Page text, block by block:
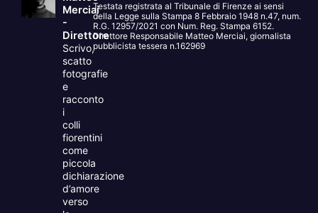
Merciai
-
Direttore
Scrivo,
scatto
fotografie
e
racconto
i
colli
fiorentini
come
piccola
dichiarazione
d’amore
verso
Testata registrata al Tribunale di Firenze ai sensi
della Legge sulla Stampa 8 Febbraio 1948 n.47, num.
R.G. 12957/2021 con Num. Reg. Stampa 6152.
Direttore Responsabile Matteo Merciai, giornalista
pubblicista tessera n.162969